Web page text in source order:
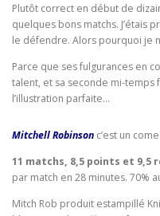
Plutôt correct en début de
quelques bons matchs. J’étais
le défendre. Alors pourquoi je
Parce que ses fulgurances en
talent, et sa seconde mi-temps
l’illustration parfaite…
Mitchell Robinson c’est un
11 matchs, 8,5 points et 9,5
par match en 28 minutes. 70%
Mitch Rob produit estampillé